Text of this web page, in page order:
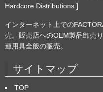
Hardcore Distributions ]
インターネット上での
売。販売店へのOEM製品卸売
連用具全般の販売。
サイトマップ
TOP